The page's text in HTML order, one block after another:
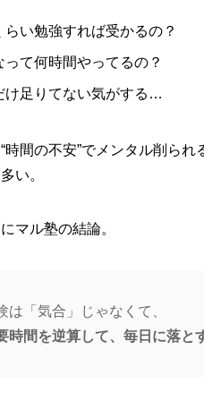
らい勉強すれば受かるの？
って何時間やってるの？
け足りてない気がする…
時間の不安”でメンタル削られ
い。
マル塾の結論。
は「気合」じゃなくて、
時間を逆算して、毎日に落と